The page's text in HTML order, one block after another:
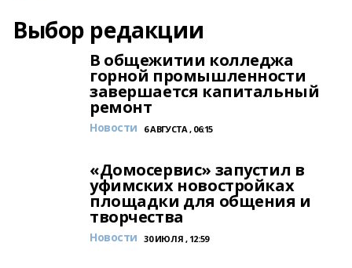
Выбор редакции
В общежитии колледжа
горной промышленности
завершается капитальный
ремонт
Новости 6 АВГУСТА , 06:15
«Домосервис» запустил в
уфимских новостройках
площадки для общения и
творчества
Новости 30 ИЮЛЯ , 12:59